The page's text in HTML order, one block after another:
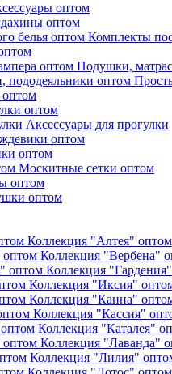
оптом
оптом
Комплекты
Подушки,
оптом
оптом
Аксессуары для прогулки
оптом
оптом
Москитные сетки оптом
оптом
оптом
Коллекция "Алтея" оптом
Коллекция "Вербена"
Коллекция
Коллекция "Иксия"
Коллекция "Канна"
Коллекция "Кассия"
Коллекция "Каталея"
Коллекция "Лаванда"
Коллекция "Лилия"